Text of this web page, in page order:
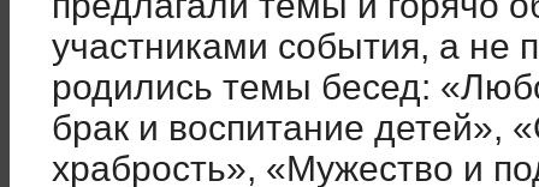
участниками события, а не
родились темы бесед:
брак и воспитание детей»,
храбрость», «Мужество и